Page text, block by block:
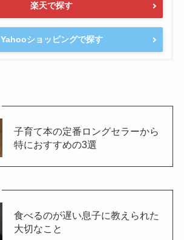
楽天で探す
Yahooショッピングで探す
子育て本の定番ロングセラーから
特におすすめの3選
食べるのが遅い息子に教えられた
大切なこと